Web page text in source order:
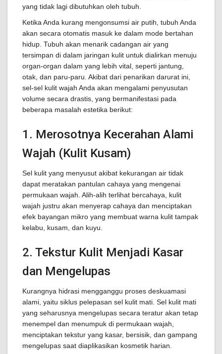
yang tidak lagi dibutuhkan oleh tubuh.
Ketika Anda kurang mengonsumsi air putih, tubuh Anda
akan secara otomatis masuk ke dalam mode bertahan
hidup. Tubuh akan menarik cadangan air yang
tersimpan di dalam jaringan kulit untuk dialirkan menuju
organ-organ dalam yang lebih vital, seperti jantung,
otak, dan paru-paru. Akibat dari penarikan darurat ini,
sel-sel kulit wajah Anda akan mengalami penyusutan
volume secara drastis, yang bermanifestasi pada
beberapa masalah estetika berikut:
1. Merosotnya Kecerahan Alami
Wajah (Kulit Kusam)
Sel kulit yang menyusut akibat kekurangan air tidak
dapat meratakan pantulan cahaya yang mengenai
permukaan wajah. Alih-alih terlihat bercahaya, kulit
wajah justru akan menyerap cahaya dan menciptakan
efek bayangan mikro yang membuat warna kulit tampak
kelabu, kusam, dan kuyu.
2. Tekstur Kulit Menjadi Kasar
dan Mengelupas
Kurangnya hidrasi mengganggu proses deskuamasi
alami, yaitu siklus pelepasan sel kulit mati. Sel kulit mati
yang seharusnya mengelupas secara teratur akan tetap
menempel dan menumpuk di permukaan wajah,
menciptakan tekstur yang kasar, bersisik, dan gampang
mengelupas saat diaplikasikan kosmetik harian.